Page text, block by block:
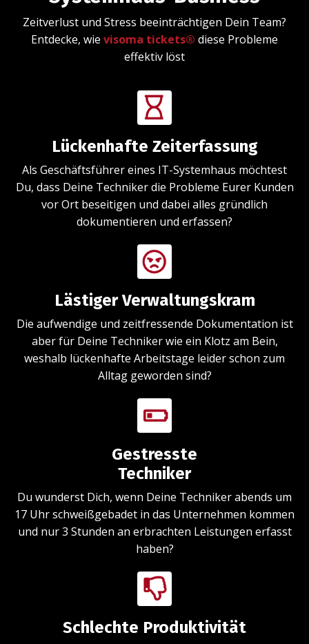
Zeitverlust und Stress beeinträchtigen Dein Team?
Entdecke, wie visoma tickets® diese Probleme
effektiv löst
Lückenhafte Zeiterfassung
Als Geschäftsführer eines IT-Systemhaus möchtest
Du, dass Deine Techniker die Probleme Eurer Kunden
vor Ort beseitigen und dabei alles gründlich
dokumentieren und erfassen?
Lästiger Verwaltungskram
Die aufwendige und zeitfressende Dokumentation ist
aber für Deine Techniker wie ein Klotz am Bein,
weshalb lückenhafte Arbeitstage leider schon zum
Alltag geworden sind?
Gestresste
Techniker
Du wunderst Dich, wenn Deine Techniker abends um
17 Uhr schweißgebadet in das Unternehmen kommen
und nur 3 Stunden an erbrachten Leistungen erfasst
haben?
Schlechte Produktivität